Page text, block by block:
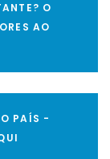
O
AO
O PAÍS -